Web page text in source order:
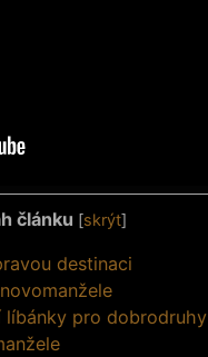
článku [skrýt]
destinaci
líbánky pro dobrodruhy